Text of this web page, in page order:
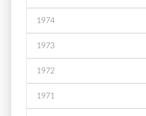
1974
1973
1972
1971